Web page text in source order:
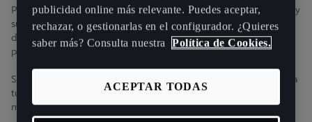
Podrás ver qué gasolinera está más cerca de tu ubicación actual y
sus precios, y así podrás tomar la decisión de dónde ir en función
de tus necesidades. La función de búsqueda tiene una opción
para iniciarla manualmente.
Si sueles ir siempre por la misma ruta, podrás añadir gasolineras a
tu ruta como punto de interés. Así, la próxima vez que vayas al
mismo destino, no tendrás que preocuparte de dónde repostar.
publicidad online más relevante. Puedes aceptar,
rechazar, o gestionarlas en el configurador. ¿Quieres
saber más? Consulta nuestra
Política de Cookies.
ACEPTAR TODAS